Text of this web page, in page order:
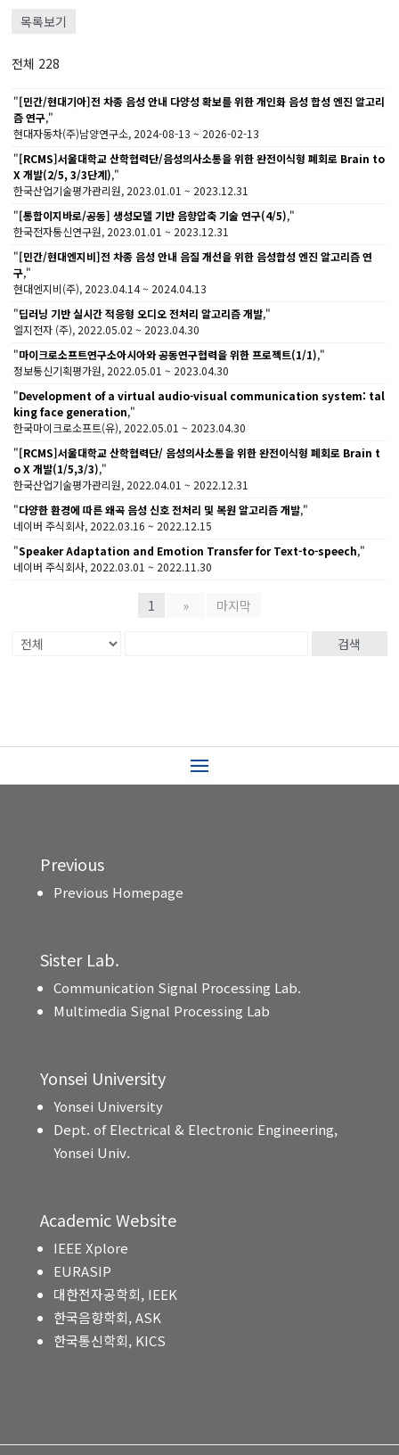
목록보기
전체 228
"[민간/현대기아]전 차종 음성 안내 다양성 확보를 위한 개인화 음성 합성 엔진 알고리
즘 연구,"
현대자동차(주)남양연구소, 2024-08-13 ~ 2026-02-13
"[RCMS]서울대학교 산학협력단/음성의사소통을 위한 완전이식형 폐회로 Brain to
X 개발(2/5, 3/3단계),"
한국산업기술평가관리원, 2023.01.01 ~ 2023.12.31
"[통합이지바로/공동] 생성모델 기반 음향압축 기술 연구(4/5),"
한국전자통신연구원, 2023.01.01 ~ 2023.12.31
"[민간/현대엔지비]전 차종 음성 안내 음질 개선을 위한 음성합성 엔진 알고리즘 연
구,"
현대엔지비(주), 2023.04.14 ~ 2024.04.13
"딥러닝 기반 실시간 적응형 오디오 전처리 알고리즘 개발,"
엘지전자 (주), 2022.05.02 ~ 2023.04.30
"마이크로소프트연구소아시아와 공동연구협력을 위한 프로젝트(1/1),"
정보통신기획평가원, 2022.05.01 ~ 2023.04.30
"Development of a virtual audio-visual communication system: tal
king face generation,"
한국마이크로소프트(유), 2022.05.01 ~ 2023.04.30
"[RCMS]서울대학교 산학협력단/ 음성의사소통을 위한 완전이식형 폐회로 Brain t
o X 개발(1/5,3/3),"
한국산업기술평가관리원, 2022.04.01 ~ 2022.12.31
"다양한 환경에 따른 왜곡 음성 신호 전처리 및 복원 알고리즘 개발,"
네이버 주식회사, 2022.03.16 ~ 2022.12.15
"Speaker Adaptation and Emotion Transfer for Text-to-speech,"
네이버 주식회사, 2022.03.01 ~ 2022.11.30
1 » 마지막
검색
Previous
Previous Homepage
Sister Lab.
Communication Signal Processing Lab.
Multimedia Signal Processing Lab
Yonsei University
Yonsei University
Dept. of Electrical & Electronic Engineering,
Yonsei Univ.
Academic Website
IEEE Xplore
EURASIP
대한전자공학회, IEEK
한국음향학회, ASK
한국통신학회, KICS